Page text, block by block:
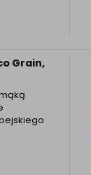
Grain,